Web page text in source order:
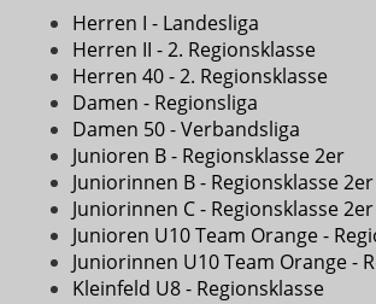
Herren I - Landesliga
Herren II - 2. Regionsklasse
Herren 40 - 2. Regionsklasse
Damen - Regionsliga
Damen 50 - Verbandsliga
Junioren B - Regionsklasse 2er
Juniorinnen B - Regionsklasse 2er
Juniorinnen C - Regionsklasse 2er
Junioren U10 Team Orange -
Juniorinnen U10 Team Orange -
Kleinfeld U8 - Regionsklasse